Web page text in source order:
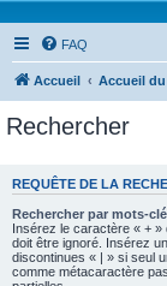
FAQ
Accueil Accueil
Rechercher
REQUÊTE DE LA
Rechercher par mots-
Insérez le caractère « + »
doit être ignoré. Insérez
discontinues « | » si seul
comme métacaractère